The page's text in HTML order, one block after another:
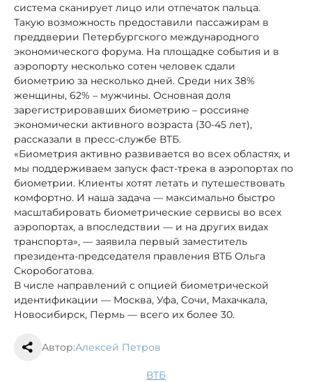
система сканирует лицо или отпечаток пальца.
Такую возможность предоставили пассажирам в
преддверии Петербургского международного
экономического форума. На площадке события и в
аэропорту несколько сотен человек сдали
биометрию за несколько дней. Среди них 38%
женщины, 62% – мужчины. Основная доля
зарегистрировавших биометрию – россияне
экономически активного возраста (30-45 лет),
рассказали в пресс-службе ВТБ.
«Биометрия активно развивается во всех областях, и
мы поддерживаем запуск фаст-трека в аэропортах по
биометрии. Клиенты хотят летать и путешествовать
комфортно. И наша задача — максимально быстро
масштабировать биометрические сервисы во всех
аэропортах, а впоследствии — и на других видах
транспорта», — заявила первый заместитель
президента-председателя правления ВТБ Ольга
Скоробогатова.
В числе направлений с опцией биометрической
идентификации — Москва, Уфа, Сочи, Махачкала,
Новосибирск, Пермь — всего их более 30.
Автор:Алексей Петров
ВТБ